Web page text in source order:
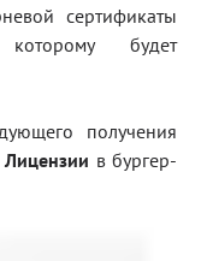
сайта
сертификаты
будет
получения
Лицензии в бургер-